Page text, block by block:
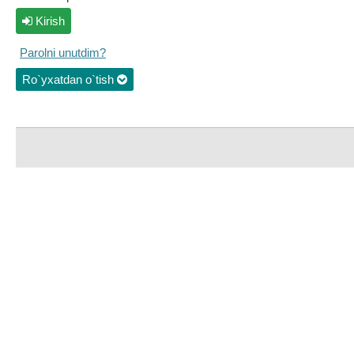
Kirish
Parolni unutdim?
Ro`yxatdan o`tish